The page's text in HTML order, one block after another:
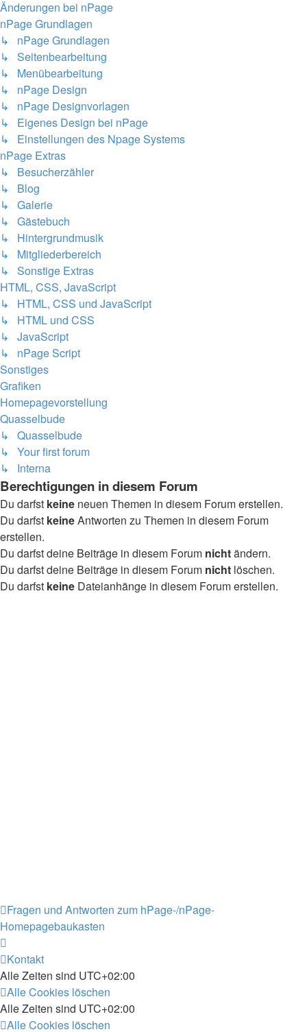
Änderungen bei nPage
nPage Grundlagen
↳ nPage Grundlagen
↳ Seitenbearbeitung
↳ Menübearbeitung
↳ nPage Design
↳ nPage Designvorlagen
↳ Eigenes Design bei nPage
↳ Einstellungen des Npage Systems
nPage Extras
↳ Besucherzähler
↳ Blog
↳ Galerie
↳ Gästebuch
↳ Hintergrundmusik
↳ Mitgliederbereich
↳ Sonstige Extras
HTML, CSS, JavaScript
↳ HTML, CSS und JavaScript
↳ HTML und CSS
↳ JavaScript
↳ nPage Script
Sonstiges
Grafiken
Homepagevorstellung
Quasselbude
↳ Quasselbude
↳ Your first forum
↳ Interna
Berechtigungen in diesem Forum
Du darfst keine neuen Themen in diesem Forum erstellen.
Du darfst keineAntworten zu Themen in diesem Forum
erstellen.
Du darfst deine Beiträge in diesem Forum nichtändern.
Du darfst deine Beiträge in diesem Forum nicht löschen.
Du darfst keine Dateianhänge in diesem Forum erstellen.
Fragen und Antworten zum hPage-/nPage-
Homepagebaukasten
Kontakt
Alle Zeiten sind UTC+02:00
Alle Cookies löschen
Alle Zeiten sind UTC+02:00
Alle Cookies löschen